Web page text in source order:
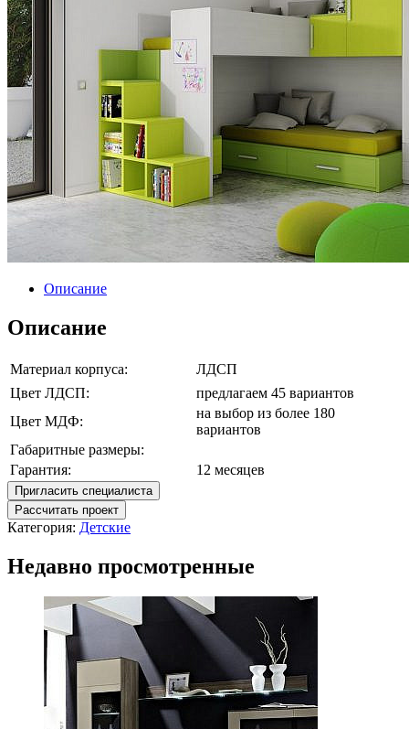
Описание
Описание
Материал корпуса:
ЛДСП
Цвет ЛДСП:
предлагаем 45 вариантов
Цвет МДФ:
на выбор из более 180
вариантов
Габаритные размеры:
Гарантия:
12 месяцев
Пригласить специалиста
Рассчитать проект
Категория: Детские
Недавно просмотренные